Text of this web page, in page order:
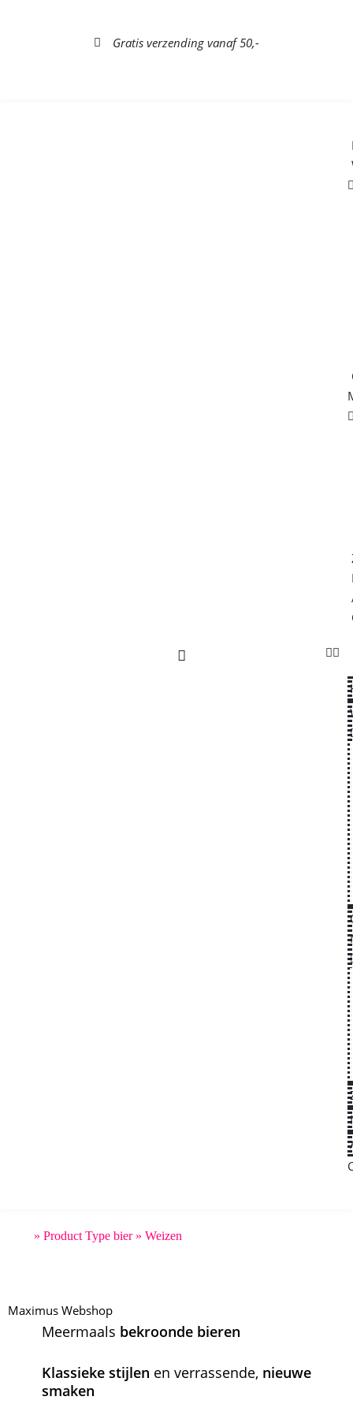
Gratis verzending vanaf 50,-
» Product Type bier» Weizen
Maximus Webshop
Meermaals bekroonde bieren
Klassieke stijlen en verrassende, nieuwe
smaken